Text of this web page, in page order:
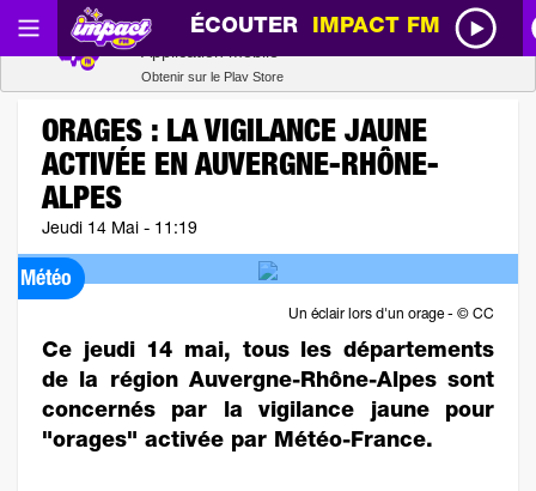
ÉCOUTER IMPACT FM
ORAGES : LA VIGILANCE JAUNE
ACTIVÉE EN AUVERGNE-RHÔNE-
ALPES
Jeudi 14 Mai - 11:19
Météo
Un éclair lors d'un orage - © CC
Ce jeudi 14 mai, tous les départements
de la région Auvergne-Rhône-Alpes sont
concernés par la vigilance jaune pour
"orages" activée par Météo-France.
Radio SCOOP
Obtenir sur le Play Store
Télécharger